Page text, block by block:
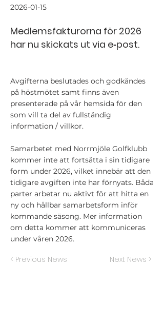
2026-01-15
Medlemsfakturorna för 2026
har nu skickats ut via e‑post.
Avgifterna beslutades och godkändes
på höstmötet samt finns även
presenterade på vår hemsida för den
som vill ta del av fullständig
information / villkor.
Samarbetet med Norrmjöle Golfklubb
kommer inte att fortsätta i sin tidigare
form under 2026, vilket innebär att den
tidigare avgiften inte har förnyats. Båda
parter arbetar nu aktivt för att hitta en
ny och hållbar samarbetsform inför
kommande säsong. Mer information
om detta kommer att kommuniceras
under våren 2026.
< Previous News Next News >